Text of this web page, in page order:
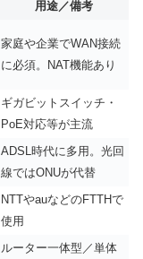
用途／備考
家庭や企業でWAN接続
に必須。NAT機能あり
ギガビットスイッチ・
PoE対応等が主流
ADSL時代に多用。光回
線ではONUが代替
NTTやauなどのFTTHで
使用
ルーター一体型／単体